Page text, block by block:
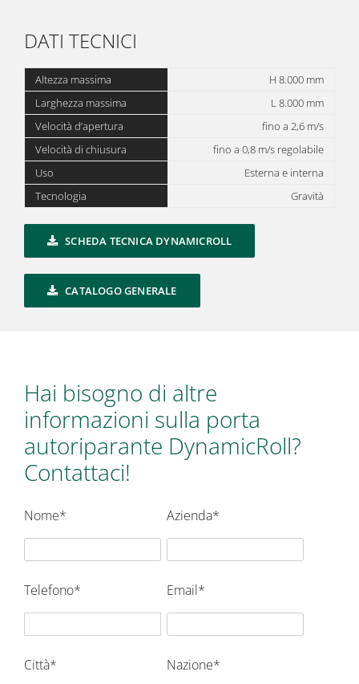
DATI TECNICI
Altezza massima
H 8.000 mm
Larghezza massima
L 8.000 mm
Velocità d’apertura
fino a 2,6 m/s
Velocità di chiusura
fino a 0,8 m/s regolabile
Uso
Esterna e interna
Tecnologia
Gravità
SCHEDA TECNICA DYNAMICROLL
CATALOGO GENERALE
Hai bisogno di altre
informazioni sulla porta
autoriparante DynamicRoll?
Contattaci!
Nome* Azienda*
Telefono* Email*
Città* Nazione*